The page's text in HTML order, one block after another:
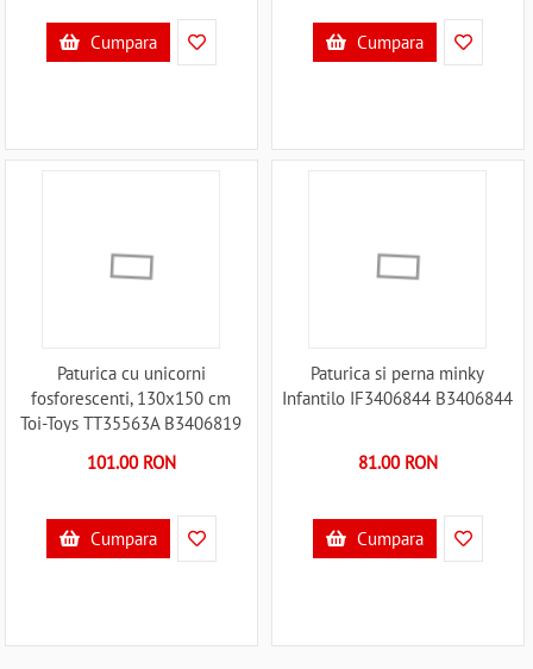
Cumpara Cumpara
Paturica cu unicorni
fosforescenti, 130x150 cm
Toi-Toys TT35563A B3406819
101.00 RON
Cumpara
Paturica si perna minky
Infantilo IF3406844 B3406844
81.00 RON
Cumpara